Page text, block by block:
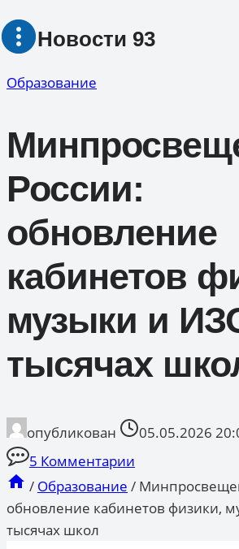
Перейти
Новости 93
Образование
России:
обновление
кабинетов
музыки и
тысячах
опубликован
05.05.2026
5 Комментарии
/ Образование /
обновление кабинетов физики,
тысячах школ